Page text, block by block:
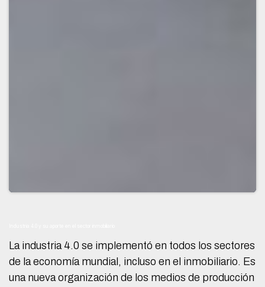
La industria 4.0 se implementó en todos los sectores
de la economía mundial, incluso en el inmobiliario. Es
una nueva organización de los medios de producción